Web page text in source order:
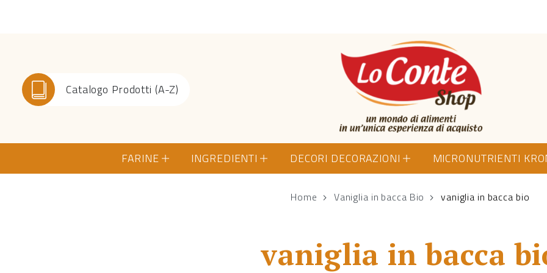
Catalogo Prodotti (A-Z)
Lo Conte Shop
FARINE INGREDIENTI DECORI DECORAZIONI MICRONUTRIENTI
Home Vaniglia in bacca Bio vaniglia in bacca bio
vaniglia in bacca